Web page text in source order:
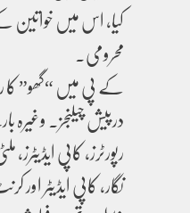
کیا، اس میں خواتین
محرومی۔
کے پی میں “گھو” کا
درپیش چیلنجز۔ وغیرہ
رپورٹرز، کاپی
نگار، کاپی ایڈیٹر